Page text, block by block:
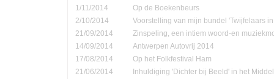
1/11/2014
Op de Boekenbeurs
2/10/2014
Voorstelling van mijn bundel 'Twijfelaars
21/09/2014
Zinspeling, een intiem woord-en
14/09/2014
Antwerpen Autovrij 2014
17/08/2014
Op het Folkfestival Ham
21/06/2014
Inhuldiging 'Dichter bij Beeld' in het